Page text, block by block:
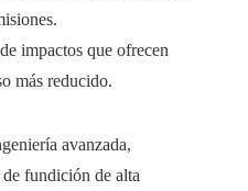
impactos que ofrecen
más reducido.
avanzada,
fundición de alta